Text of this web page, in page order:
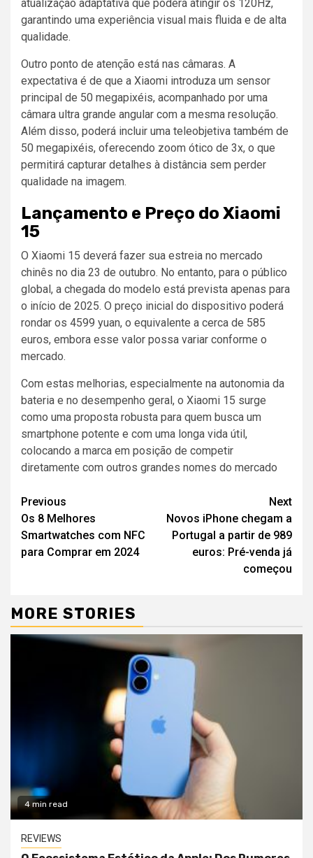
atualização adaptativa que poderá atingir os 120Hz,
garantindo uma experiência visual mais fluida e de alta
qualidade.
Outro ponto de atenção está nas câmaras. A
expectativa é de que a Xiaomi introduza um sensor
principal de 50 megapixéis, acompanhado por uma
câmara ultra grande angular com a mesma resolução.
Além disso, poderá incluir uma teleobjetiva também de
50 megapixéis, oferecendo zoom ótico de 3x, o que
permitirá capturar detalhes à distância sem perder
qualidade na imagem.
Lançamento e Preço do Xiaomi
15
O Xiaomi 15 deverá fazer sua estreia no mercado
chinês no dia 23 de outubro. No entanto, para o público
global, a chegada do modelo está prevista apenas para
o início de 2025. O preço inicial do dispositivo poderá
rondar os 4599 yuan, o equivalente a cerca de 585
euros, embora esse valor possa variar conforme o
mercado.
Com estas melhorias, especialmente na autonomia da
bateria e no desempenho geral, o Xiaomi 15 surge
como uma proposta robusta para quem busca um
smartphone potente e com uma longa vida útil,
colocando a marca em posição de competir
diretamente com outros grandes nomes do mercado
Continue
Reading
Previous
Os 8 Melhores
Smartwatches com NFC
para Comprar em 2024
Next
Novos iPhone chegam a
Portugal a partir de 989
euros: Pré-venda já
começou
MORE STORIES
4 min read
REVIEWS